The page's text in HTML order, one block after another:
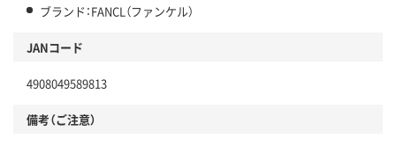
ブランド：FANCL（ファンケル）
JANコード
4908049589813
備考（ご注意）